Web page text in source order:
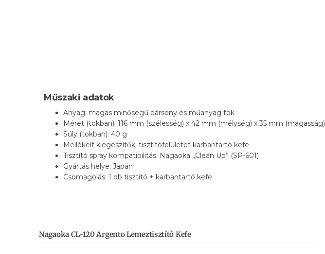
Műszaki adatok
Anyag: magas minőségű bársony és műanyag tok
Méret (tokban): 116 mm (szélesség) x 42 mm (mélység) x 35 mm (magasság)
Súly (tokban): 40 g
Mellékelt kiegészítők: tisztítófelületet karbantartó kefe
Tisztító spray kompatibilitás: Nagaoka „Clean Up” (SP-601)
Gyártás helye: Japán
Csomagolás: 1 db tisztító + karbantartó kefe
Nagaoka CL-120 Argento Lemeztisztító Kefe